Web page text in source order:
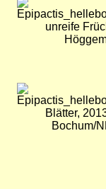
Bild
unreife
Bild
Blätter,
Bochum/